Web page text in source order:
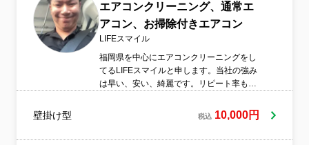
エアコンクリーニング、通常エ
アコン、お掃除付きエアコン
LIFEスマイル
福岡県を中心にエアコンクリーニングをし
てるLIFEスマイルと申します。当社の強み
は早い、安い、綺麗です。リピート率も高
壁掛け型 税込 10,000円